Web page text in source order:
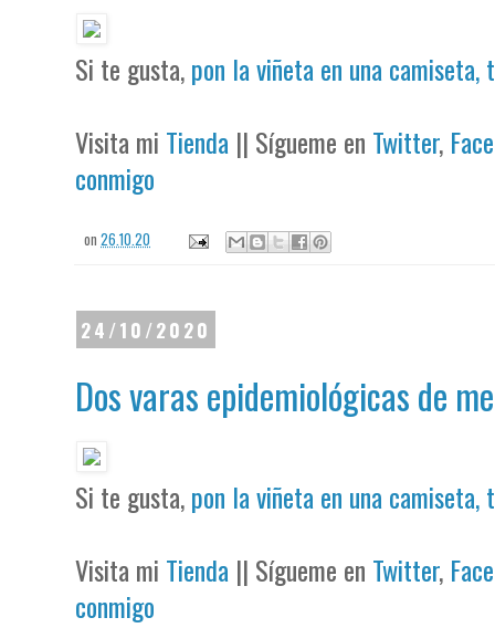
Si te gusta,pon la viñeta en una camiseta,
Visita mi Tienda || Sígueme en Twitter,
conmigo
on26.10.20
24/10/2020
Dos varas epidemiológicas de
Si te gusta,pon la viñeta en una camiseta,
Visita mi Tienda || Sígueme en Twitter,
conmigo